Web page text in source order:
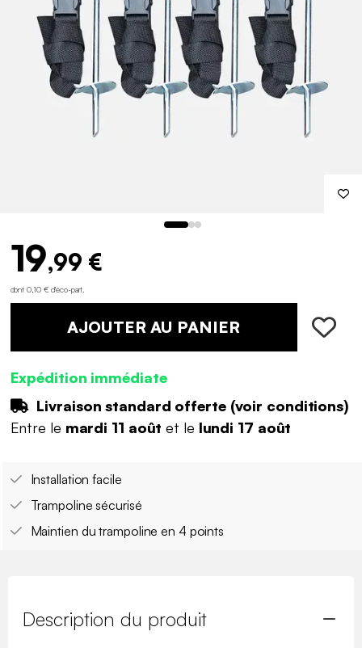
19,99 €
dont 0,10 € d'éco-part
AJOUTER AU PANIER
Expédition immédiate
Livraison standard offerte (voir conditions)
Entre le mardi 11 août et le lundi 17 août
Installation facile
Trampoline sécurisé
Maintien du trampoline en 4 points
Description du produit